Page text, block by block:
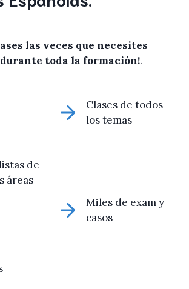
las veces que necesites
toda la formación!.
Clases de todos
los temas
de
áreas
Miles de exam y
casos